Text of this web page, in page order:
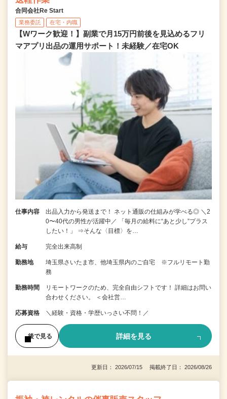
合同会社Re Start
業務委託 在宅・内職
【Wワーク歓迎！】副業で月15万円前後を見込めるフリ
マアプリ出品の運用サポート！未経験／在宅OK
仕事内容
出品入力から発送まで！ ネット通販の仕組みが学べる◎ ＼2
0〜40代の男性が活躍中／ 「毎月の給料に“あと少し”プラス
したい！」 ⇒そんな〈目標〉を…
給与 完全出来高制
勤務地
埼玉県さいたま市、他埼玉県内のご自宅 ※フルリモート勤
務
勤務時間
リモートワークのため、完全自由シフトです！ 詳細はお問い
合わせください。 ＜会社営…
応募資格 ＼経験・資格・学歴いっさい不問！／
後で見る 詳細を見る
更新日： 2026/07/15 掲載終了日： 2026/08/26